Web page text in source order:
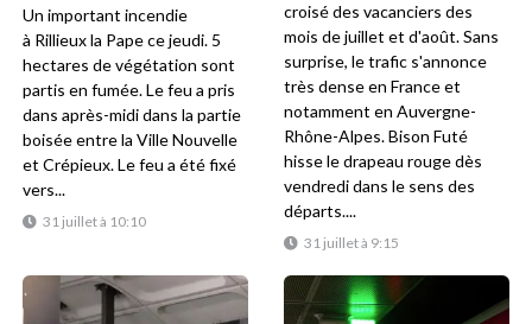
31 juillet à 10:10
Un important incendie
à Rillieux la Pape ce jeudi. 5
hectares de végétation sont
partis en fumée. Le feu a pris
dans après-midi dans la partie
boisée entre la Ville Nouvelle
et Crépieux. Le feu a été fixé
vers...
31 juillet à 9:15
croisé des vacanciers des
mois de juillet et d'août. Sans
surprise, le trafic s'annonce
très dense en France et
notamment en Auvergne-
Rhône-Alpes. Bison Futé
hisse le drapeau rouge dès
vendredi dans le sens des
départs....